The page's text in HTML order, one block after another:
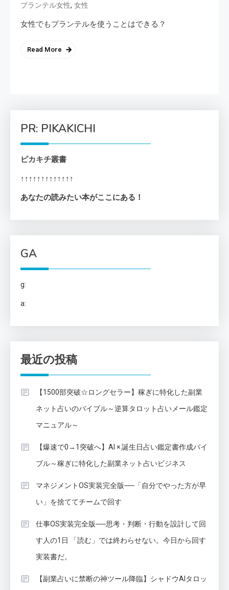
プランテル女性, 女性
女性でもプランテルを使うことはできる？
Read More
PR: PIKAKICHI
ピカキチ叢書
↑↑↑↑↑↑↑↑↑↑↑↑↑
あなたの読みたい本がここにある！
GA
g:
a:
最近の投稿
【1500部突破☆ロングセラー】稼ぎに特化した副業
ネット占いのバイブル～逆算タロット占いメール鑑定
マニュアル～
【爆速で0→1突破へ】AI × 誕生日占い鑑定書作成バイ
ブル～稼ぎに特化した副業ネット占いビジネス
マネジメントOS実装完全版──「自分でやった方が早
い」を捨ててチームで回す
仕事OS実装完全版──思考・判断・行動を設計して回
す人の1日 「読む」では終わらせない。今日から回す
実装書だ。
【副業占いに禁断の神ツール降臨】シャドウAIタロッ